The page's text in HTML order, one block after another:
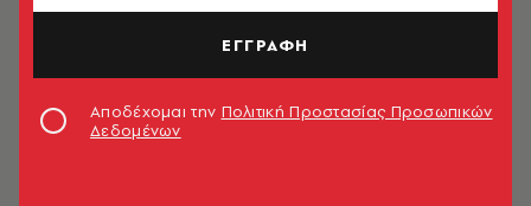
ΕΓΓΡΑΦΗ
Αποδέχομαι την Πολιτική Προστασίας Προσωπικών
Δεδομένων